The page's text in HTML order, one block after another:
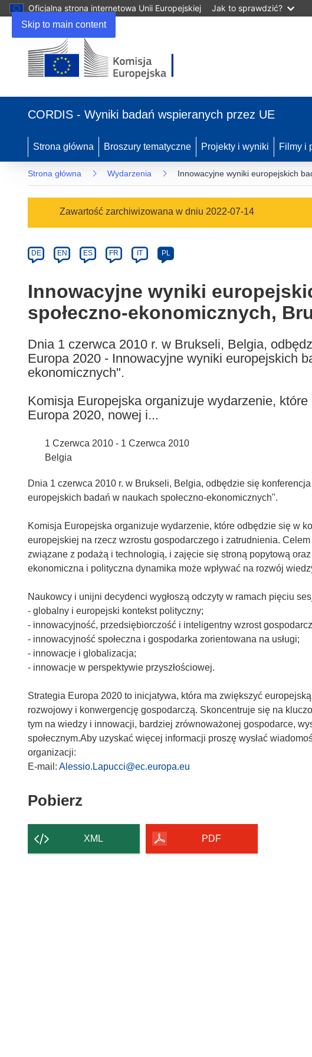
Skip to main content
Oficjalna strona internetowa Unii Europejskiej Jak to sprawdzić?
się
nowym
oknie)
CORDIS - Wyniki badań wspieranych przez UE
Strona główna Broszury tematyczne Projekty i wyniki Filmy i
Strona główna Wydarzenia Innowacyjne wyniki europejskich
category
Zawartość zarchiwizowana w dniu 2022-07-14
Article
available
the
following
languages:
DE EN ES FR IT PL
Innowacyjne wyniki
społeczno-ekonomicznych,
Dnia 1 czerwca 2010 r. w Brukseli, Belgia,
Europa 2020 - Innowacyjne wyniki europejskich
ekonomicznych".
Komisja Europejska organizuje wydarzenie,
Europa 2020, nowej i...
1 Czerwca 2010 - 1 Czerwca 2010
Belgia
Dnia 1 czerwca 2010 r. w Brukseli, Belgia, odbędzie się
europejskich badań w naukach społeczno-ekonomicznych".
Komisja Europejska organizuje wydarzenie, które odbędzie się w
europejskiej na rzecz wzrostu gospodarczego i zatrudnienia.
związane z podażą i technologią, i zajęcie się stroną popytową
ekonomiczna i polityczna dynamika może wpływać na rozwój
Naukowcy i unijni decydenci wygłoszą odczyty w ramach pięciu
- globalny i europejski kontekst polityczny;
- innowacyjność, przedsiębiorczość i inteligentny wzrost
- innowacyjność społeczna i gospodarka zorientowana na usługi;
- innowacje i globalizacja;
- innowacje w perspektywie przyszłościowej.
Strategia Europa 2020 to inicjatywa, która ma zwiększyć
rozwojowy i konwergencję gospodarczą. Skoncentruje się na
tym na wiedzy i innowacji, bardziej zrównoważonej gospodarce,
społecznym.Aby uzyskać więcej informacji proszę wysłać
organizacji:
E-mail: Alessio.Lapucci@ec.europa.eu
Pobierz
strony
XML PDF